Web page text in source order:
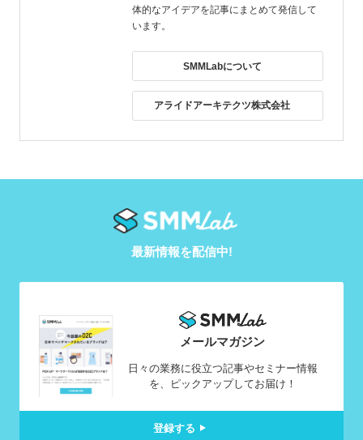
体的なアイデアを記事にまとめて発信して
います。
SMMLabについて
アライドアーキテクツ株式会社
最新情報を配信中!
メールマガジン
日々の業務に役立つ記事やセミナー情報
を、ピックアップしてお届け！
登録する